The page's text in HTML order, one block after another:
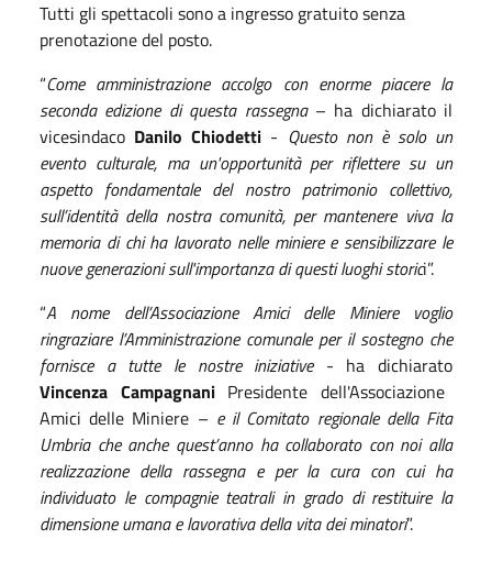
Tutti gli spettacoli sono a ingresso gratuitosenza
prenotazione del posto.
“Come amministrazione accolgo con enorme piacere la
seconda edizione di questa rassegna – ha dichiarato il
vicesindaco Danilo Chiodetti - Questo non è solo un
evento culturale, ma un'opportunità per riflettere su un
aspetto fondamentale del nostro patrimonio collettivo,
sull’identità della nostra comunità, per mantenere viva la
memoria di chi ha lavorato nelle miniere e sensibilizzare le
nuove generazioni sull'importanza di questi luoghi storici”.
“A nome dell’Associazione Amici delle Miniere voglio
ringraziare l’Amministrazione comunale per il sostegno che
fornisce atutte le nostre iniziative - ha dichiarato
Vincenza Campagnani Presidente dell'Associazione
Amici delle Miniere – e il Comitato regionale della Fita
Umbria che anche quest’anno ha collaborato con noi alla
realizzazione dellarassegna e per la cura con cui ha
individuatole compagnie teatrali in grado di restituire la
dimensione umana e lavorativa della vita dei minatori”.